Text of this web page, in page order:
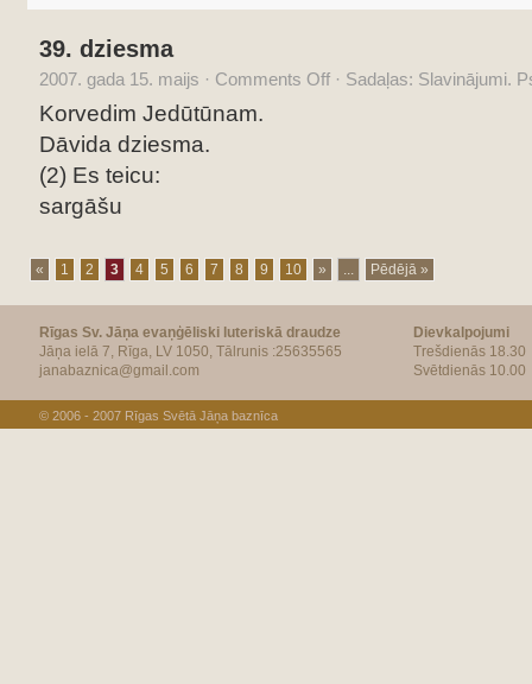
39. dziesma
2007. gada 15. maijs · Comments Off · Sadaļas: Slavinājumi.
Korvedim Jedūtūnam.
Dāvida dziesma.
(2) Es teicu:
sargāšu
« 1 2 3 4 5 6 7 8 9 10 » ... Pēdējā »
Rīgas Sv. Jāņa evaņģēliski luteriskā draudze
Jāņa ielā 7, Rīga, LV 1050, Tālrunis :25635565
janabaznica@gmail.com
Dievkalpojumi
Trešdienās 18.30
Svētdienās 10.00
© 2006 - 2007 Rīgas Svētā Jāņa baznīca